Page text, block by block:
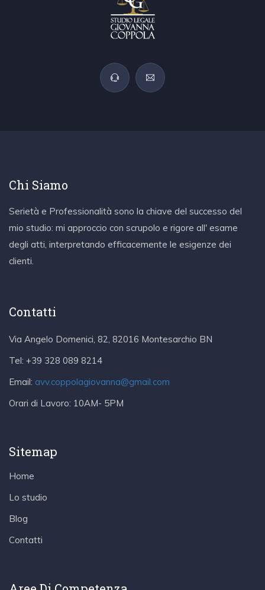
Chi Siamo
Serietà e Professionalità sono la chiave del successo del
mio studio: mi approccio con scrupolo e rigore all' esame
degli atti, interpretando efficacemente le esigenze dei
clienti.
Contatti
Via Angelo Domenici, 82, 82016 Montesarchio BN
Tel: +39 328 089 8214
Email: avv.coppolagiovanna@gmail.com
Orari di Lavoro: 10AM- 5PM
Sitemap
Home
Lo studio
Blog
Contatti